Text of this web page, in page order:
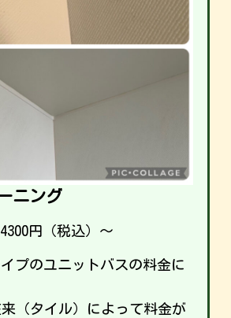
ニング
円（税込）～
プのユニットバスの料金に
（タイル）によって料金が